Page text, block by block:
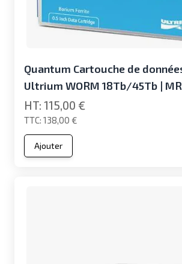
Quantum Cartouche de
Ultrium WORM 18Tb/45Tb |
138,00 €
115,00 €
Ajouter